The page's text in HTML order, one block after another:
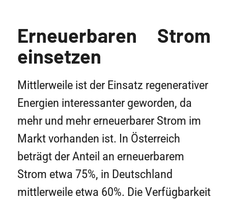
Erneuerbaren Strom
einsetzen
Mittlerweile ist der Einsatz regenerativer
Energien interessanter geworden, da
mehr und mehr erneuerbarer Strom im
Markt vorhanden ist. In Österreich
beträgt der Anteil an erneuerbarem
Strom etwa 75%, in Deutschland
mittlerweile etwa 60%. Die Verfügbarkeit